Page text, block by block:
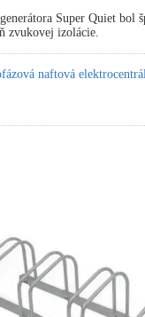
Super Quiet bol
zvukovej izolácie.
naftová